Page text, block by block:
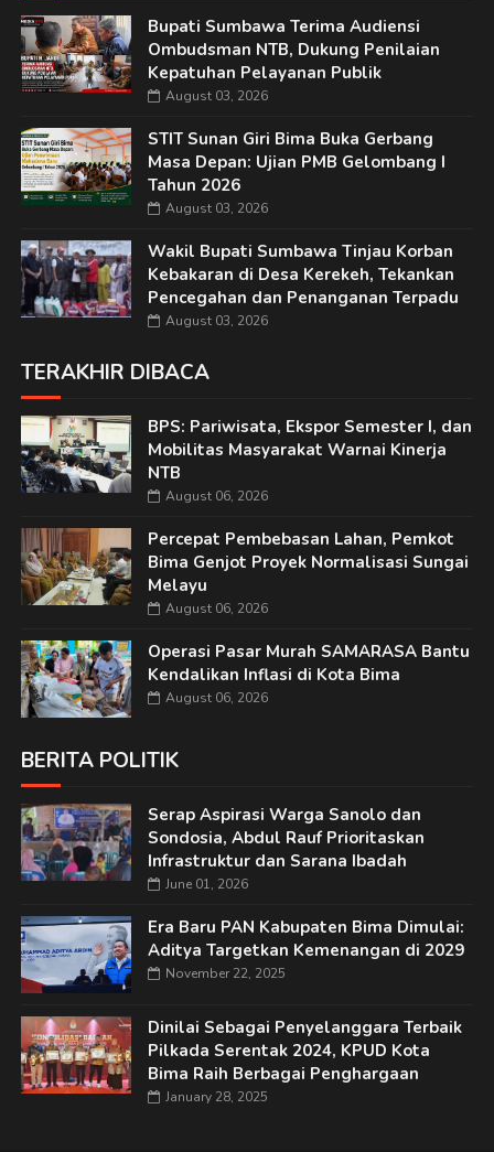
Bupati Sumbawa Terima Audiensi
Ombudsman NTB, Dukung Penilaian
Kepatuhan Pelayanan Publik
August 03, 2026
STIT Sunan Giri Bima Buka Gerbang
Masa Depan: Ujian PMB Gelombang I
Tahun 2026
August 03, 2026
Wakil Bupati Sumbawa Tinjau Korban
Kebakaran di Desa Kerekeh, Tekankan
Pencegahan dan Penanganan Terpadu
August 03, 2026
TERAKHIR DIBACA
BPS: Pariwisata, Ekspor Semester I, dan
Mobilitas Masyarakat Warnai Kinerja
NTB
August 06, 2026
Percepat Pembebasan Lahan, Pemkot
Bima Genjot Proyek Normalisasi Sungai
Melayu
August 06, 2026
Operasi Pasar Murah SAMARASA Bantu
Kendalikan Inflasi di Kota Bima
August 06, 2026
BERITA POLITIK
Serap Aspirasi Warga Sanolo dan
Sondosia, Abdul Rauf Prioritaskan
Infrastruktur dan Sarana Ibadah
June 01, 2026
Era Baru PAN Kabupaten Bima Dimulai:
Aditya Targetkan Kemenangan di 2029
November 22, 2025
Dinilai Sebagai Penyelanggara Terbaik
Pilkada Serentak 2024, KPUD Kota
Bima Raih Berbagai Penghargaan
January 28, 2025